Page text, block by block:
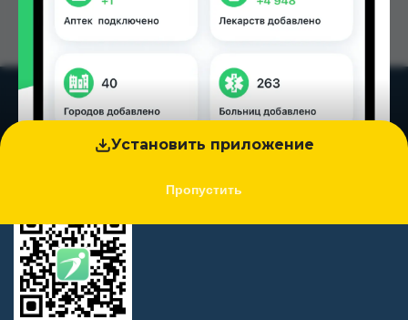
Установить приложение
Пропустить